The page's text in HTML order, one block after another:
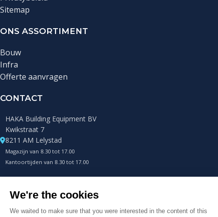
Sitemap
ONS ASSORTIMENT
Bouw
Infra
Offerte aanvragen
CONTACT
HAKA Building Equipment BV
Kwikstraat 7
8211 AM Lelystad
Magazijn van 8.30 tot 17.00
Kantoortijden van 8.30 tot 17.00
Telefonisch altijd bereikbaar
info@hakametalworks.com